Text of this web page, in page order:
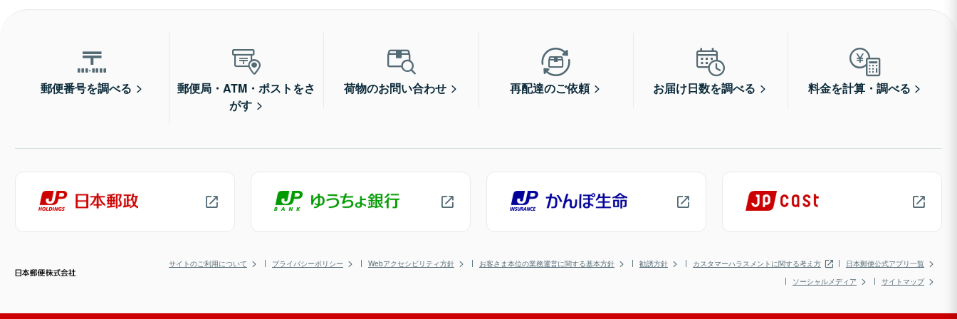
郵便番号を調べる
郵便局・ATM・ポストをさ
がす
荷物のお問い合わせ 再配達のご依頼 お届け日数を調べる 料金を計算・調べる
サイトのご利用について プライバシーポリシー Webアクセシビリティ方針 お客さま本位の業務運営に関する基本方針 勧誘方針 カスタマーハラスメントに関する考え方
日本郵便公式アプリ一覧
ソーシャルメディア
サイトマップ